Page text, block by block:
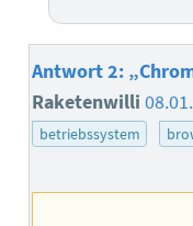
Antwort 2:
Raketenwilli
betriebssystem